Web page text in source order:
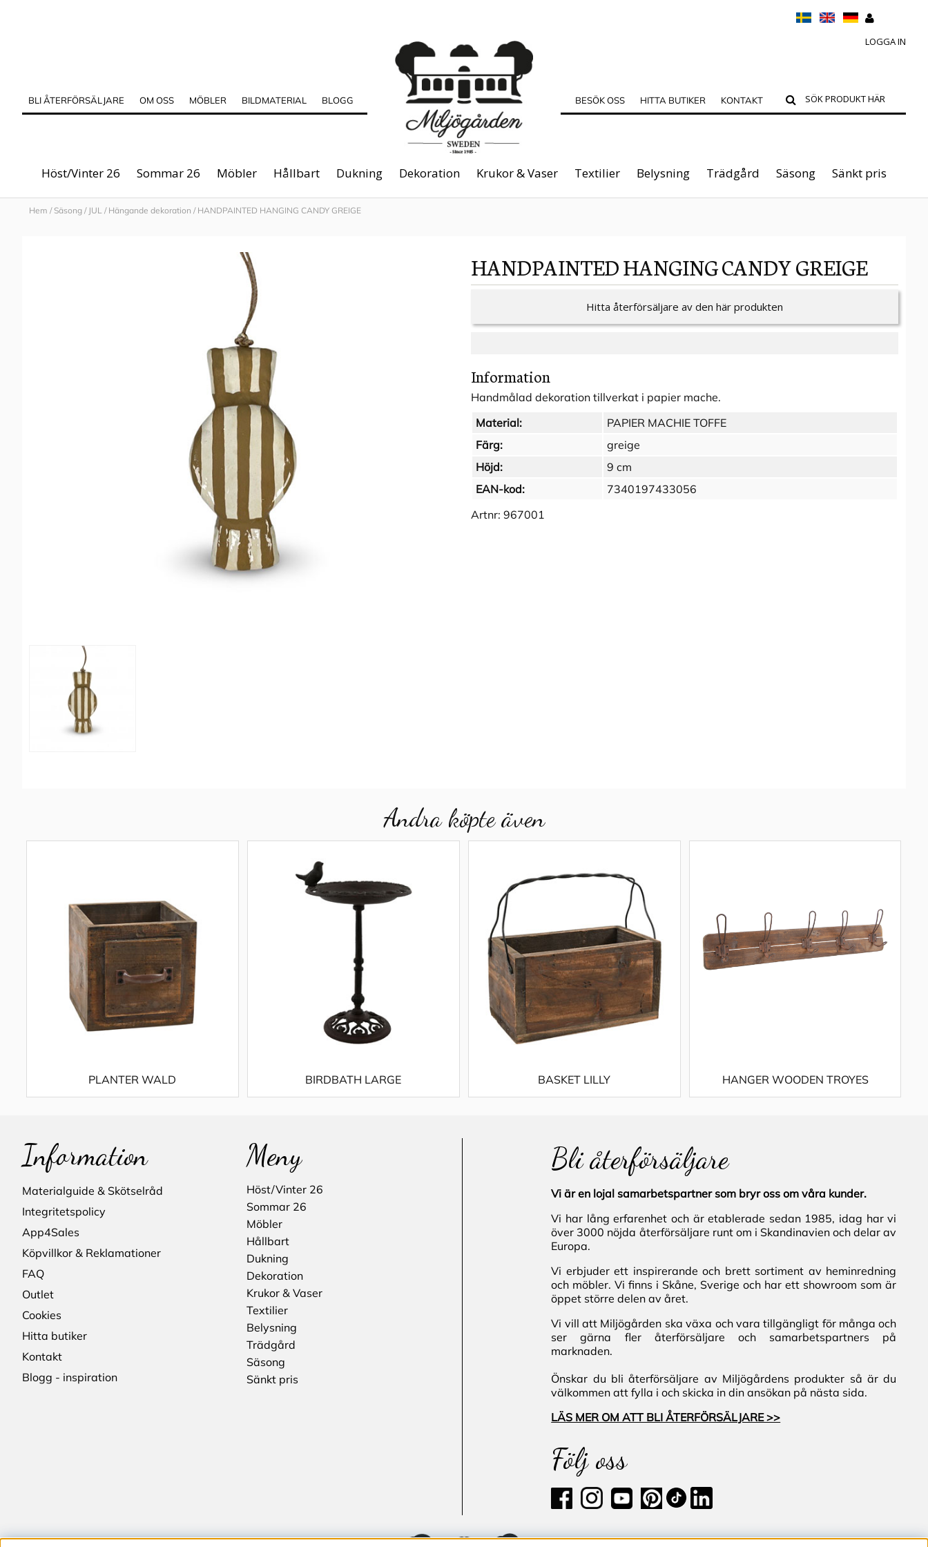
LOGGA IN
BLI ÅTERFÖRSÄLJARE OM OSS MÖBLER BILDMATERIAL BLOGG BESÖK OSS HITTA BUTIKER KONTAKT
Höst/Vinter 26 Sommar 26 Möbler Hållbart Dukning Dekoration Krukor & Vaser Textilier Belysning Trädgård Säsong Sänkt pris
Hem / Säsong / JUL / Hängande dekoration / HANDPAINTED HANGING CANDY GREIGE
HANDPAINTED HANGING CANDY GREIGE
Hitta återförsäljare av den här produkten
Information
Handmålad dekoration tillverkat i papier mache.
Material:
PAPIER MACHIE TOFFE
Färg:
greige
Höjd:
9 cm
EAN-kod:
7340197433056
Artnr: 967001
Andra köpte även
PLANTER WALD BIRDBATH LARGE BASKET LILLY HANGER WOODEN TROYES
Information
Materialguide & Skötselråd
Integritetspolicy
App4Sales
Köpvillkor & Reklamationer
FAQ
Outlet
Cookies
Hitta butiker
Kontakt
Blogg - inspiration
Meny
Höst/Vinter 26
Sommar 26
Möbler
Hållbart
Dukning
Dekoration
Krukor & Vaser
Textilier
Belysning
Trädgård
Säsong
Sänkt pris
Bli återförsäljare
Vi är en lojal samarbetspartner som bryr oss om våra kunder.
Vi har lång erfarenhet och är etablerade sedan 1985, idag har vi
över 3000 nöjda återförsäljare runt om i Skandinavien och delar av
Europa.
Vi erbjuder ett inspirerande och brett sortiment av heminredning
och möbler. Vi finns i Skåne, Sverige och har ett showroom som är
öppet större delen av året.
Vi vill att Miljögården ska växa och vara tillgängligt för många och
ser gärna fler återförsäljare och samarbetspartners på
marknaden.
Önskar du bli återförsäljare av Miljögårdens produkter så är du
välkommen att fylla i och skicka in din ansökan på nästa sida.
LÄS MER OM ATT BLI ÅTERFÖRSÄLJARE >>
Följ oss